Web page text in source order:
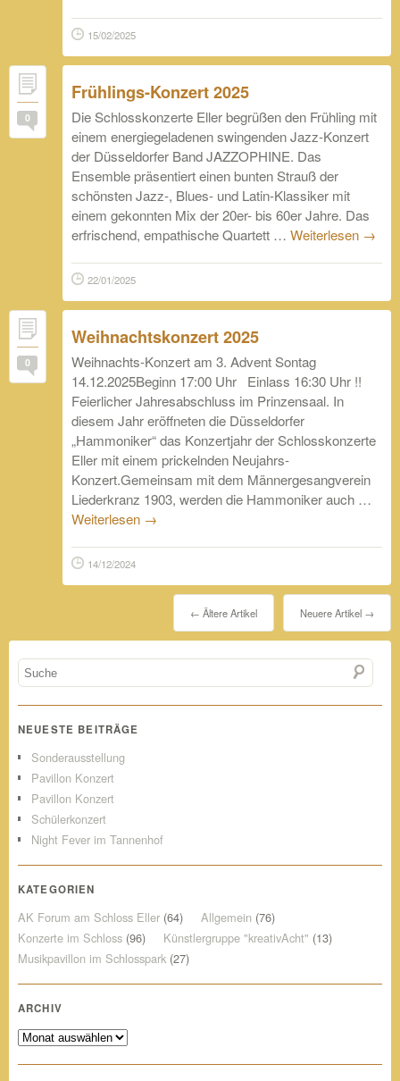
15/02/2025
0
Frühlings-Konzert 2025
Die Schlosskonzerte Eller begrüßen den Frühling mit
einem energiegeladenen swingenden Jazz-Konzert
der Düsseldorfer Band JAZZOPHINE. Das
Ensemble präsentiert einen bunten Strauß der
schönsten Jazz-, Blues- und Latin-Klassiker mit
einem gekonnten Mix der 20er- bis 60er Jahre. Das
erfrischend, empathische Quartett … Weiterlesen →
22/01/2025
0
Weihnachtskonzert 2025
Weihnachts-Konzert am 3. Advent Sontag
14.12.2025Beginn 17:00 Uhr Einlass 16:30 Uhr !!
Feierlicher Jahresabschluss im Prinzensaal. In
diesem Jahr eröffneten die Düsseldorfer
„Hammoniker“ das Konzertjahr der Schlosskonzerte
Eller mit einem prickelnden Neujahrs-
Konzert.Gemeinsam mit dem Männergesangverein
Liederkranz 1903, werden die Hammoniker auch …
Weiterlesen →
14/12/2024
Neuere Artikel →
← Ältere Artikel
NEUESTE BEITRÄGE
Sonderausstellung
Pavillon Konzert
Pavillon Konzert
Schülerkonzert
Night Fever im Tannenhof
KATEGORIEN
AK Forum am Schloss Eller (64) Allgemein (76)
Konzerte im Schloss (96) Künstlergruppe "kreativAcht" (13)
Musikpavillon im Schlosspark (27)
ARCHIV
Archiv